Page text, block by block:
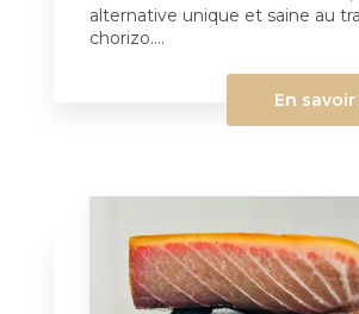
alternative unique et saine au
chorizo....
En